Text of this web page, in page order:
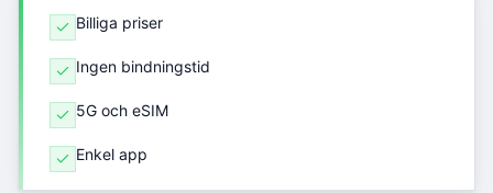
Billiga priser
Ingen bindningstid
5G och eSIM
Enkel app